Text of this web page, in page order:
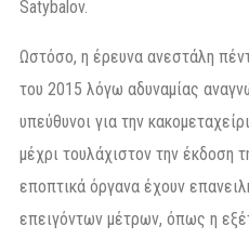
Satybalov.
Ωστόσο, η έρευνα ανεστάλη
του 2015 λόγω αδυναμίας
υπεύθυνοι για την
μέχρι τουλάχιστον την
εποπτικά όργανα έχουν
επειγόντων μέτρων, όπως η